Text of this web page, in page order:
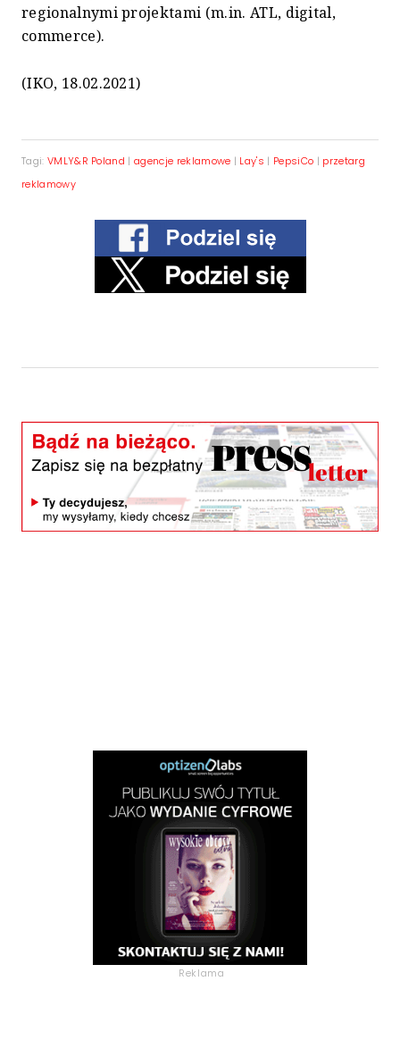
regionalnymi projektami (m.in. ATL, digital,
commerce).
(IKO, 18.02.2021)
Tagi: VMLY&R Poland |agencje reklamowe | Lay's | PepsiCo | przetarg
reklamowy
Reklama